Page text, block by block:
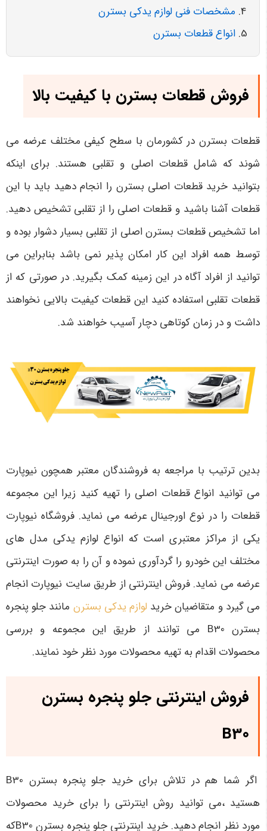
مشخصات فنی لوازم یدکی بسترن
انواع قطعات بسترن
فروش قطعات بسترن با کیفیت بالا
قطعات بسترن در کشورمان با سطح کیفی مختلف عرضه می
‌شوند که شامل قطعات اصلی و تقلبی هستند. برای اینکه
بتوانید خرید قطعات اصلی بسترن را انجام دهید باید با این
قطعات آشنا باشید و قطعات اصلی را از تقلبی تشخیص دهید.
اما تشخیص قطعات بسترن اصلی از تقلبی بسیار دشوار بوده و
توسط همه افراد این کار امکان ‌پذیر نمی ‌باشد بنابراین می‌
توانید از افراد آگاه در این زمینه کمک بگیرید. در صورتی که از
قطعات تقلبی استفاده کنید این قطعات کیفیت بالایی نخواهند
داشت و در زمان کوتاهی دچار آسیب خواهند شد.
بدین ترتیب با مراجعه به فروشندگان معتبر همچون نیوپارت
می ‌توانید انواع قطعات اصلی را تهیه کنید زیرا این مجموعه
قطعات را در نوع اورجینال عرضه می ‌نماید. فروشگاه نیوپارت
یکی از مراکز معتبری است که انواع لوازم یدکی مدل‌ های
مختلف این خودرو را گردآوری نموده و آن را به صورت اینترنتی
عرضه می ‌نماید. فروش اینترنتی از طریق سایت نیوپارت انجام
می ‌گیرد و متقاضیان خرید لوازم یدکی بسترن مانند جلو پنجره
بسترن B30 می‌ توانند از طریق این مجموعه و بررسی
محصولات اقدام به تهیه محصولات مورد نظر خود نمایند.
فروش اینترنتی جلو پنجره بسترن
B30
اگر شما هم در تلاش برای خرید جلو پنجره بسترن B30
هستید ،می توانید روش اینترنتی را برای خرید محصولات
مورد نظر انجام دهید. خرید اینترنتی جلو پنجره بسترن B30که